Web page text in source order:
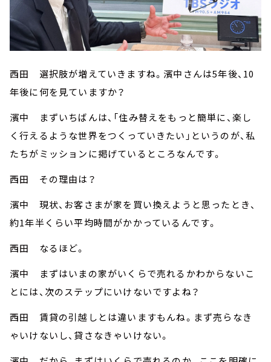
西田 選択肢が増えていきますね。濱中さんは5年後、10
年後に何を見ていますか？
濱中 まずいちばんは、「住み替えをもっと簡単に、楽し
く行えるような世界をつくっていきたい」というのが、私
たちがミッションに掲げているところなんです。
西田 その理由は？
濱中 現状、お客さまが家を買い換えようと思ったとき、
約1年半くらい平均時間がかかっているんです。
西田 なるほど。
濱中 まずはいまの家がいくらで売れるかわからないこ
とには、次のステップにいけないですよね？
西田 賃貸の引越しとは違いますもんね。まず売らなき
ゃいけないし、貸さなきゃいけない。